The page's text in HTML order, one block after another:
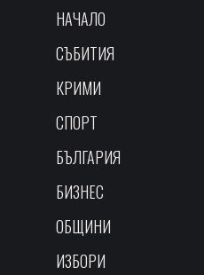
НАЧАЛО
СЪБИТИЯ
КРИМИ
СПОРТ
БЪЛГАРИЯ
БИЗНЕС
ОБЩИНИ
ИЗБОРИ